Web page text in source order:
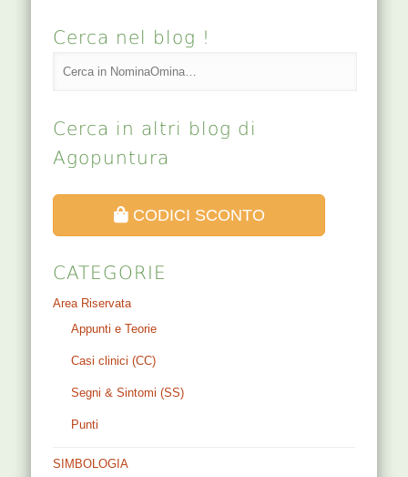
Cerca nel blog !
Cerca in altri blog di
Agopuntura
CODICI SCONTO
CATEGORIE
Area Riservata
Appunti e Teorie
Casi clinici (CC)
Segni & Sintomi (SS)
Punti
SIMBOLOGIA